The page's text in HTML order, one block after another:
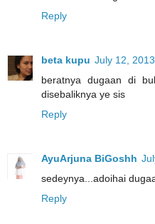
Reply
beta kupu July 12,
beratnya dugaan di
disebaliknya ye sis
Reply
AyuArjuna BiGoshh
sedeynya...adoihai
Reply